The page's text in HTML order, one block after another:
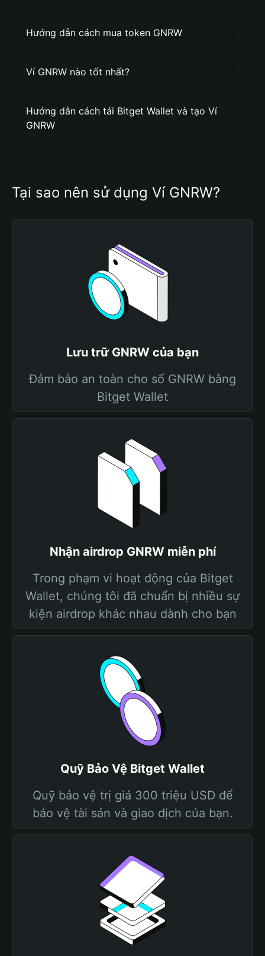
Hướng dẫn cách mua token GNRW
Ví GNRW nào tốt nhất?
Hướng dẫn cách tải Bitget Wallet và tạo Ví
GNRW
Tại sao nên sử dụng Ví GNRW?
Lưu trữ GNRW của bạn
Đảm bảo an toàn cho số GNRW bằng
Bitget Wallet
Nhận airdrop GNRW miễn phí
Trong phạm vi hoạt động của Bitget
Wallet, chúng tôi đã chuẩn bị nhiều sự
kiện airdrop khác nhau dành cho bạn
Quỹ Bảo Vệ Bitget Wallet
Quỹ bảo vệ trị giá 300 triệu USD để
bảo vệ tài sản và giao dịch của bạn.